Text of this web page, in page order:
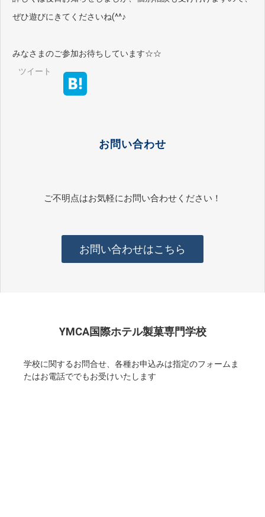
ぜひ遊びにきてくださいね(^^♪
みなさまのご参加お待ちしています☆☆
ツイート
お問い合わせ
ご不明点はお気軽にお問い合わせください！
お問い合わせはこちら
YMCA国際ホテル製菓専門学校
学校に関するお問合せ、各種お申込みは指定のフォームま
たはお電話ででもお受けいたします